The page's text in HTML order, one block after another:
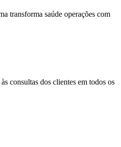
transforma saúde operações com
consultas dos clientes em todos os